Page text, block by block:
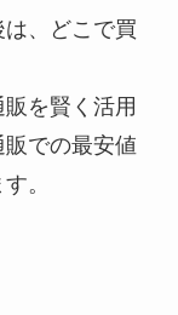
、どこで買
を賢く活用
での最安値
。